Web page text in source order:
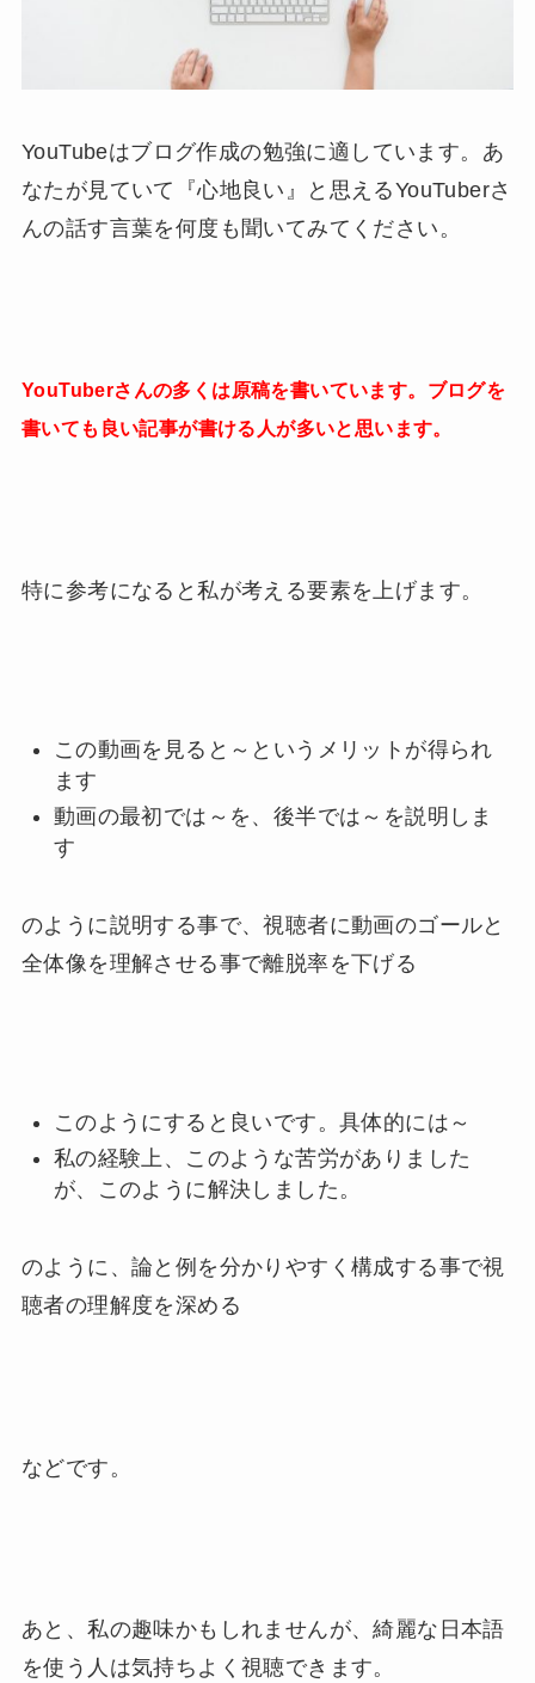
YouTubeはブログ作成の勉強に適しています。あ
なたが見ていて『心地良い』と思えるYouTuberさ
んの話す言葉を何度も聞いてみてください。
YouTuberさんの多くは原稿を書いています。ブログを
書いても良い記事が書ける人が多いと思います。
特に参考になると私が考える要素を上げます。
この動画を見ると～というメリットが得られ
ます
動画の最初では～を、後半では～を説明しま
す
のように説明する事で、視聴者に動画のゴールと
全体像を理解させる事で離脱率を下げる
このようにすると良いです。具体的には～
私の経験上、このような苦労がありました
が、このように解決しました。
のように、論と例を分かりやすく構成する事で視
聴者の理解度を深める
などです。
あと、私の趣味かもしれませんが、綺麗な日本語
を使う人は気持ちよく視聴できます。